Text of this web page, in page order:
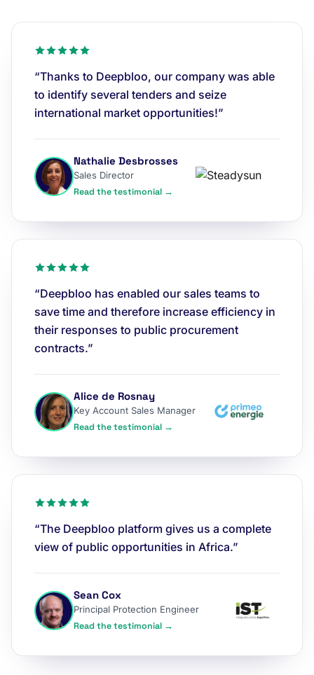
“Thanks to Deepbloo, our company was able
to identify several tenders and seize
international market opportunities!”
Nathalie Desbrosses
Sales Director
Read the testimonial →
“Deepbloo has enabled our sales teams to
save time and therefore increase efficiency in
their responses to public procurement
contracts.”
Alice de Rosnay
Key Account Sales Manager
Read the testimonial →
“The Deepbloo platform gives us a complete
view of public opportunities in Africa.”
Sean Cox
Principal Protection Engineer
Read the testimonial →